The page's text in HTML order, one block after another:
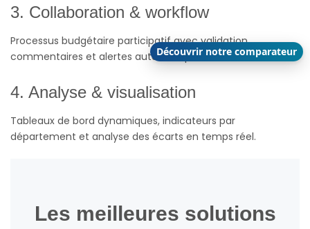
3. Collaboration & workflow
Processus budgétaire participatif avec validation,
commentaires et alertes automatiques.
4. Analyse & visualisation
Tableaux de bord dynamiques, indicateurs par
département et analyse des écarts en temps réel.
Les meilleures solutions
Découvrir notre comparateur